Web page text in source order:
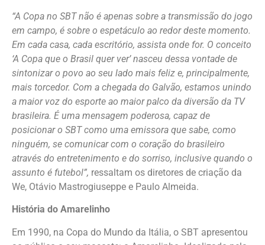
“A Copa no SBT não é apenas sobre a transmissão do jogo
em campo, é sobre o espetáculo ao redor deste momento.
Em cada casa, cada escritório, assista onde for. O conceito
‘A Copa que o Brasil quer ver’ nasceu dessa vontade de
sintonizar o povo ao seu lado mais feliz e, principalmente,
mais torcedor. Com a chegada do Galvão, estamos unindo
a maior voz do esporte ao maior palco da diversão da TV
brasileira. É uma mensagem poderosa, capaz de
posicionar o SBT como uma emissora que sabe, como
ninguém, se comunicar com o coração do brasileiro
através do entretenimento e do sorriso, inclusive quando o
assunto é futebol”, ressaltam os diretores de criação da
We, Otávio Mastrogiuseppe e Paulo Almeida.
História do Amarelinho
Em 1990, na Copa do Mundo da Itália, o SBT apresentou